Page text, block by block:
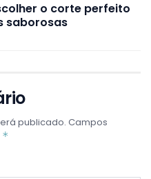
o corte perfeito
saborosas
publicado. Campos
*